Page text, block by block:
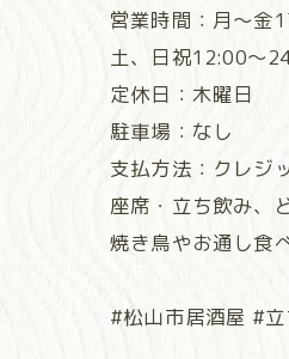
営業時間：月〜金
土、日祝12:00〜
定休日：木曜日
駐車場：なし
支払方法：クレジ
座席・立ち飲み、
焼き鳥やお通し食
#松山市居酒屋 #